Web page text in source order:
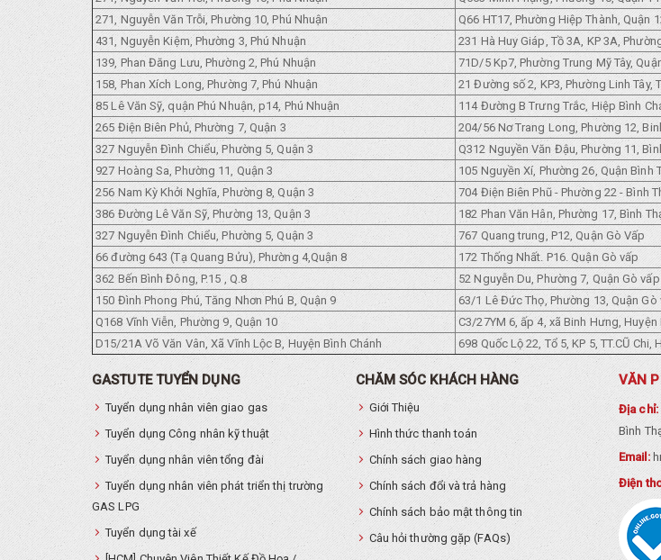
271, Nguyễn Văn Trỗi, Phường 10, Phú Nhuận
Q66 HT17, Phường Hiệp Thành, Quận
431, Nguyễn Kiệm, Phường 3, Phú Nhuận
231 Hà Huy Giáp, Tồ 3A, KP 3A,
139, Phan Đăng Lưu, Phường 2, Phú Nhuận
71D/5 Kp7, Phường Trung Mỹ Tây,
158, Phan Xích Long, Phường 7, Phú Nhuận
21 Đường số 2, KP3, Phường Linh Tây,
85 Lê Văn Sỹ, quận Phú Nhuận, p14, Phú Nhuận
114 Đường B Trưng Trắc, Hiệp Bình
265 Điện Biên Phủ, Phường 7, Quận 3
204/56 Nơ Trang Long, Phường 12,
327 Nguyễn Đình Chiểu, Phường 5, Quận 3
Q312 Nguyền Văn Đậu, Phường 11,
927 Hoàng Sa, Phường 11, Quận 3
105 Nguyền Xí, Phường 26, Quận Bình
256 Nam Kỳ Khởi Nghĩa, Phường 8, Quận 3
704 Điện Biên Phũ - Phường 22 - Bình
386 Đường Lê Văn Sỹ, Phường 13, Quận 3
182 Phan Văn Hân, Phường 17, Bình
327 Nguyễn Đình Chiểu, Phường 5, Quận 3
767 Quang trung, P12, Quận Gò Vấp
66 đường 643 (Tạ Quang Bửu), Phường 4,Quận 8
172 Thống Nhất. P16. Quận Gò vấp
362 Bến Bình Đông, P.15 , Q.8
52 Nguyễn Du, Phường 7, Quận Gò vấp
150 Đình Phong Phú, Tăng Nhơn Phú B, Quận 9
63/1 Lê Đức Thọ, Phường 13, Quận Gò
Q168 Vĩnh Viễn, Phường 9, Quận 10
C3/27YM 6, ấp 4, xã Binh Hưng, Huyện
D15/21A Võ Văn Vân, Xã Vĩnh Lộc B, Huyện Bình Chánh
698 Quốc Lộ 22, Tổ 5, KP 5, TT.CŨ Chi,
GASTUTE TUYỂN DỤNG
Tuyển dụng nhân viên giao gas
Tuyển dụng Công nhân kỹ thuật
Tuyển dụng nhân viên tổng đài
Tuyển dụng nhân viên phát triển thị trường
GAS LPG
Tuyển dụng tài xế
CHĂM SÓC KHÁCH HÀNG
Giới Thiệu
Hình thức thanh toán
Chính sách giao hàng
Chính sách đổi và trả hàng
Chính sách bảo mật thông tin
Câu hỏi thường gặp (FAQs)
VĂN
Địa chỉ:
Bình
Email:
Điện